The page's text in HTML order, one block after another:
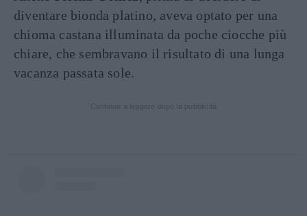
diventare bionda platino, aveva optato per una
chioma castana illuminata da poche ciocche più
chiare, che sembravano il risultato di una lunga
vacanza passata sole.